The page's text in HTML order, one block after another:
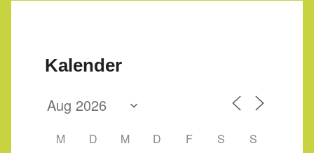
Kalender
M D M D F S
S